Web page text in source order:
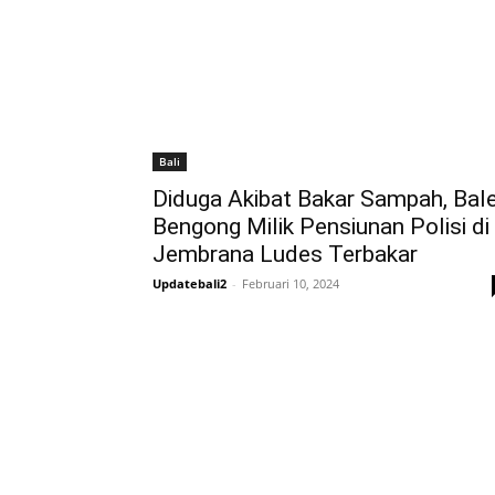
Bali
Diduga Akibat Bakar Sampah,
Bengong Milik Pensiunan Polisi di
Jembrana Ludes Terbakar
Updatebali2 - Februari 10, 2024